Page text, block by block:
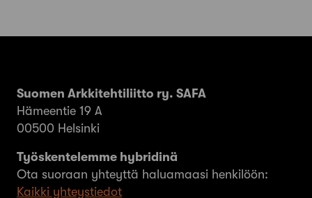
Suomen Arkkitehtiliitto ry. SAFA
Hämeentie 19 A
00500 Helsinki
Työskentelemme hybridinä
Ota suoraan yhteyttä haluamaasi henkilöön:
Kaikki yhteystiedot